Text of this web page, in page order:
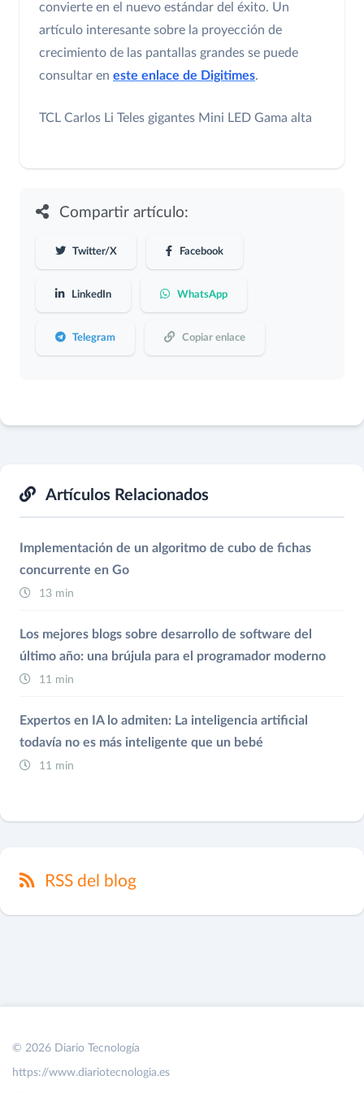
convierte en el nuevo estándar del éxito. Un
artículo interesante sobre la proyección de
crecimiento de las pantallas grandes se puede
consultar en este enlace de Digitimes.
TCL Carlos Li Teles gigantes Mini LED Gama alta
Compartir artículo:
Twitter/X Facebook
LinkedIn WhatsApp
Telegram Copiar enlace
Artículos Relacionados
Implementación de un algoritmo de cubo de fichas
concurrente en Go
13 min
Los mejores blogs sobre desarrollo de software del
último año: una brújula para el programador moderno
11 min
Expertos en IA lo admiten: La inteligencia artificial
todavía no es más inteligente que un bebé
11 min
RSS del blog
© 2026 Diario Tecnología
https://www.diariotecnologia.es